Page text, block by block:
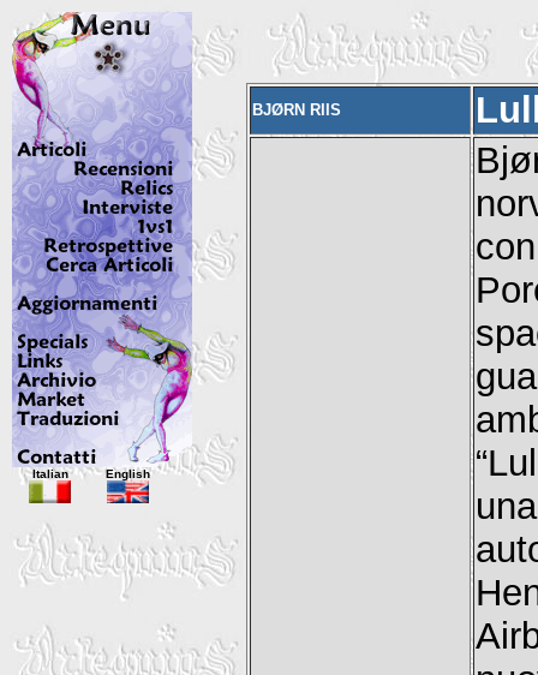
BJØRN RIIS
Italian English